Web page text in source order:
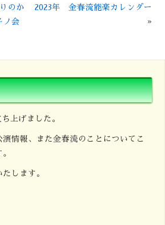
のか
ノ会
2023年 金春流能楽カレンダー
»
上げました。
情報、また金春流のことについてこ
します。